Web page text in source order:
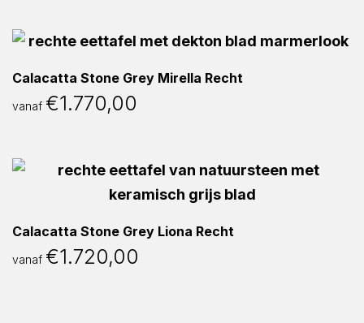
Calacatta Stone Grey Mirella Recht
vanaf €1.770,00
Calacatta Stone Grey Liona Recht
vanaf €1.720,00